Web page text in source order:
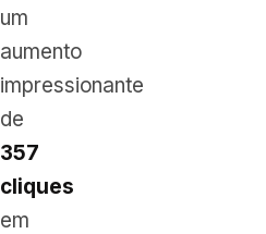
um
aumento
impressionante
de
357
cliques
em